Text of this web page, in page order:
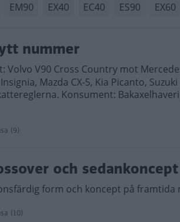
EM90 EX40 EC40 ES90 EX60
nummer
Volvo V90 Cross Country mot
Mazda CX-5, Kia Picanto,
Konsument:
(9)
och sedankoncept
form och koncept på framtida
(10)